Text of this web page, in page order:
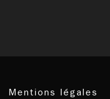
Mentions légales